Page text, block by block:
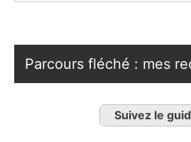
Parcours fléché : mes
Suivez le